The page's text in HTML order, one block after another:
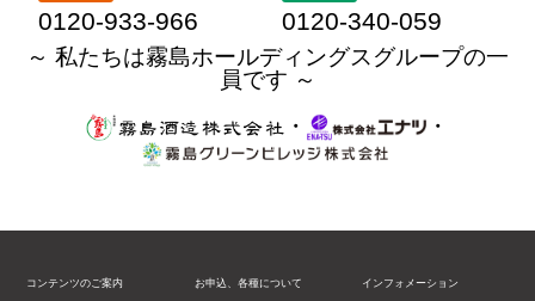
0120-933-966 0120-340-059
～ 私たちは霧島ホールディングスグループの一
員です ～
・
・
コンテンツのご案内 お申込、各種について インフォメーション